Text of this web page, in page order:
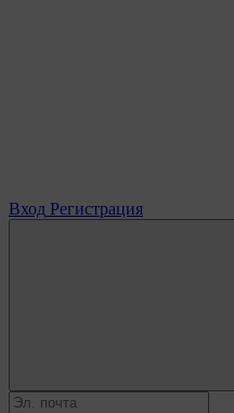
Вход Регистрация